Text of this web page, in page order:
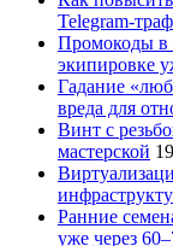
Telegram-
Промокоды в
экипировке
Гадание
вреда для
Винт с
мастерской
Ранние
уже через